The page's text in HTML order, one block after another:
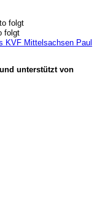
KVF Mittelsachsen Paul
unterstützt von